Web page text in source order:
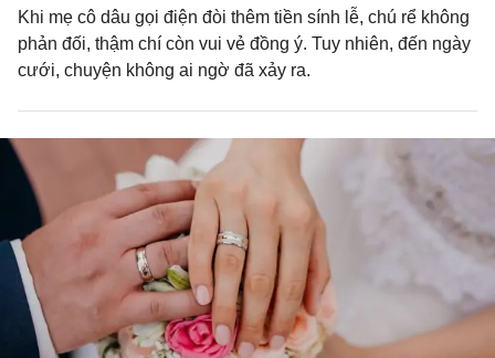
Khi mẹ cô dâu gọi điện đòi thêm tiền sính lễ, chú rể không
phản đối, thậm chí còn vui vẻ đồng ý. Tuy nhiên, đến ngày
cưới, chuyện không ai ngờ đã xảy ra.